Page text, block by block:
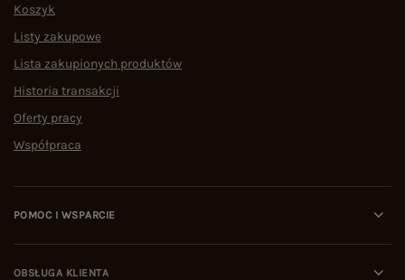
Koszyk
Listy zakupowe
Lista zakupionych produktów
Historia transakcji
Oferty pracy
Współpraca
POMOC I WSPARCIE
OBSŁUGA KLIENTA